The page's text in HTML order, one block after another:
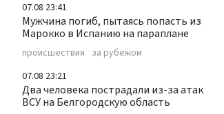
07.08 23:41
Мужчина погиб, пытаясь попасть из
Марокко в Испанию на параплане
происшествия за рубежом
07.08 23:21
Два человека пострадали из-за атак
ВСУ на Белгородскую область